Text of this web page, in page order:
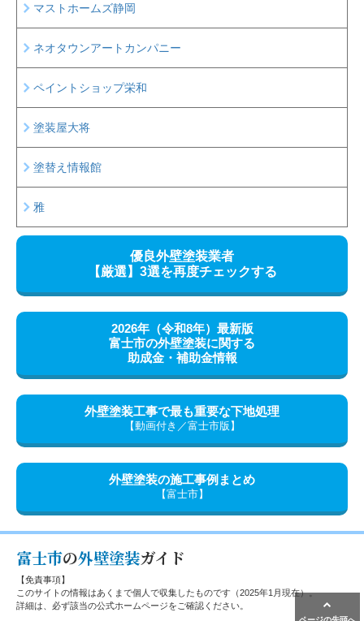
マストホームズ静岡
ネオタウンアートカンパニー
ペイントショップ栄和
塗装屋大将
塗替え情報館
雅
優良外壁塗装業者
【厳選】 3選を再度チェックする
2026年（令和8年）最新版
富士市の外壁塗装に関する
助成金・補助金情報
外壁塗装工事で最も重要な下地処理
【動画付き／富士市版】
外壁塗装の施工事例 まとめ
【富士市】
富士市の外壁塗装ガイド
【免責事項】
このサイトの情報はあくまで個人で収集したものです（2025年1月現在）。
詳細は、必ず該当の公式ホームページをご確認ください。